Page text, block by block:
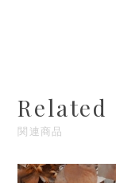
Related
関連商品